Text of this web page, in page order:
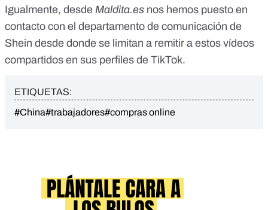
Igualmente, desde Maldita.es nos hemos puesto en
contacto con el departamento de comunicación de
Shein desde donde se limitan a remitir a estos vídeos
compartidos en sus perfiles de TikTok.
ETIQUETAS:
#China#trabajadores#compras online